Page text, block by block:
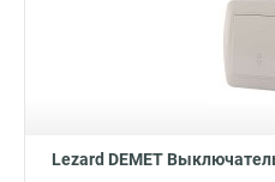
Lezard DEMET